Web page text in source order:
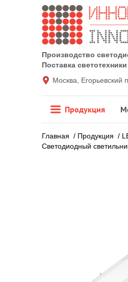
Производство
Поставка
Москва, Егорьевский
Продукция
Главная / Продукция /
Светодиодный